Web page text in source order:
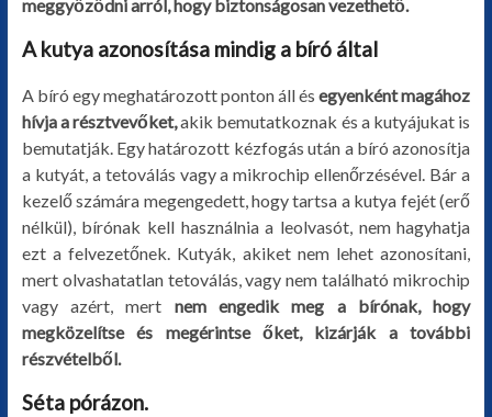
meggyőződni arról, hogy biztonságosan vezethető.
A kutya azonosítása mindig a bíró által
A bíró egy meghatározott ponton áll ésegyenként magához
hívja a résztvevőket,akik bemutatkoznak és a kutyájukat is
bemutatják. Egy határozott kézfogás után a bíró azonosítja
a kutyát, a tetoválás vagy a mikrochip ellenőrzésével. Bár a
kezelő számára megengedett, hogy tartsa a kutya fejét (erő
nélkül), bírónak kell használnia a leolvasót, nem hagyhatja
ezt a felvezetőnek. Kutyák, akiket nem lehet azonosítani,
mert olvashatatlan tetoválás, vagy nem található mikrochip
vagy azért, mert nem engedik meg a bírónak, hogy
megközelítse és megérintse őket, kizárják a további
részvételből.
Séta pórázon.